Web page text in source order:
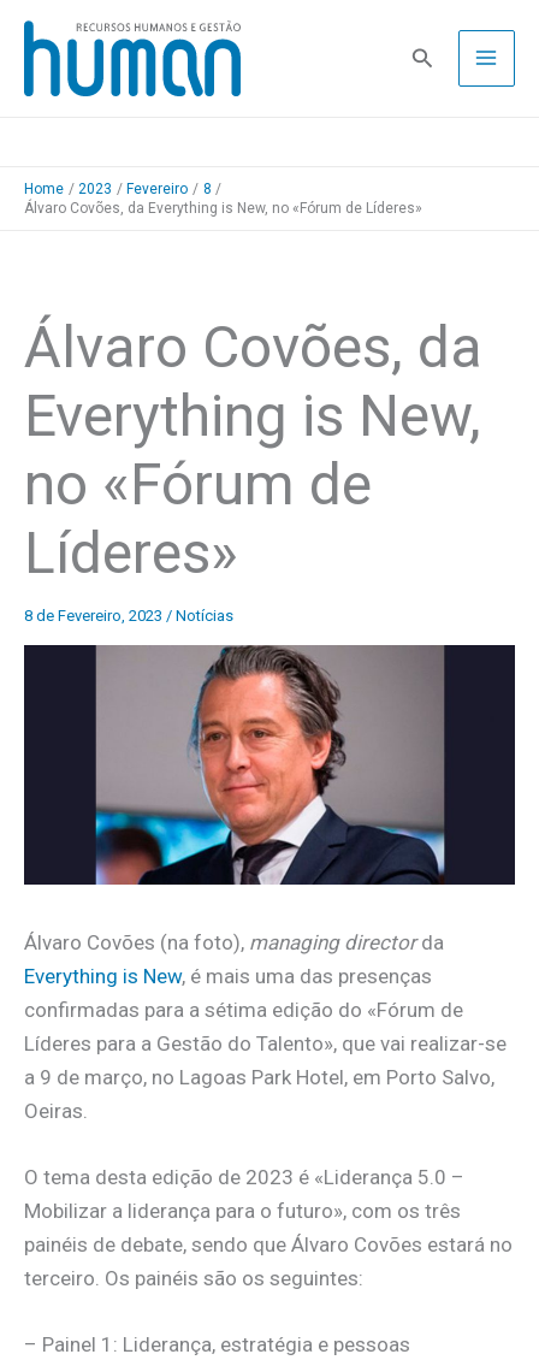
Skip
content
Pesquisa
Home 2023 Fevereiro
8
Álvaro Covões, da Everything is New, no «Fórum de Líderes»
Álvaro Covões, da
Everything is New,
no «Fórum de
Líderes»
8 de Fevereiro, 2023 / Notícias
Álvaro Covões (na foto), managing directorda
Everything is New, é mais uma das presenças
confirmadas para a sétima edição do «Fórum de
Líderes para a Gestão do Talento», que vai realizar-se
a 9 de março, no Lagoas Park Hotel, em Porto Salvo,
Oeiras.
O tema desta edição de 2023 é «Liderança 5.0 –
Mobilizar a liderança para o futuro», com os três
painéis de debate, sendo que Álvaro Covões estará no
terceiro. Os painéis são os seguintes:
– Painel 1: Liderança, estratégia e pessoas